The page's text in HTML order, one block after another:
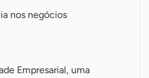
nos negócios
Empresarial, uma